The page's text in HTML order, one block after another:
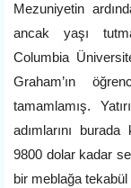
Mezuniyetin
ancak yaşı
Columbia
Graham’ın
tamamlamış.
adımlarını
9800 dolar kadar
bir meblağa